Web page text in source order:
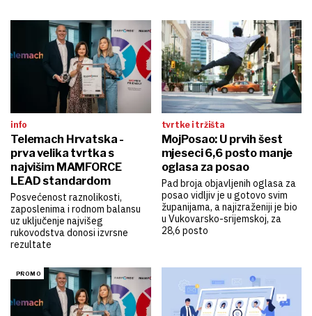
info
Telemach Hrvatska -
prva velika tvrtka s
najvišim MAMFORCE
LEAD standardom
Posvećenost raznolikosti,
zaposlenima i rodnom balansu
uz uključenje najvišeg
rukovodstva donosi izvrsne
rezultate
tvrtke i tržišta
MojPosao: U prvih šest
mjeseci 6,6 posto manje
oglasa za posao
Pad broja objavljenih oglasa za
posao vidljiv je u gotovo svim
županijama, a najizraženiji je bio
u Vukovarsko-srijemskoj, za
28,6 posto